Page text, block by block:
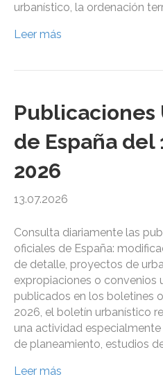
urbanístico, la ordenación
Leer más
Publicaciones
de España
2026
13.07.2026
Consulta diariamente las
oficiales de España:
de detalle, proyectos de
expropiaciones o convenios
publicados en los boletines
2026, el boletín urbanístico
una actividad
de planeamiento, estudios
Leer más